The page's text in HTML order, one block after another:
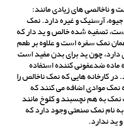
ناخالصی های زیادی مانند:
آرسنیک و غیره دارد. نمک
تصفیه شده خالص و ید دار که
نمک سفره است و علاوه بر طعم
چون ید برای بدن مفید است
ماده ضدعفونی کننده استفاده
کارخانه هایی که نمک ناخالص را
موادی اضافه می کنند که
نمک به هم نچسبند و کلوخ مانند
نام نمک صنعتی وجود دارد که
ندارد.